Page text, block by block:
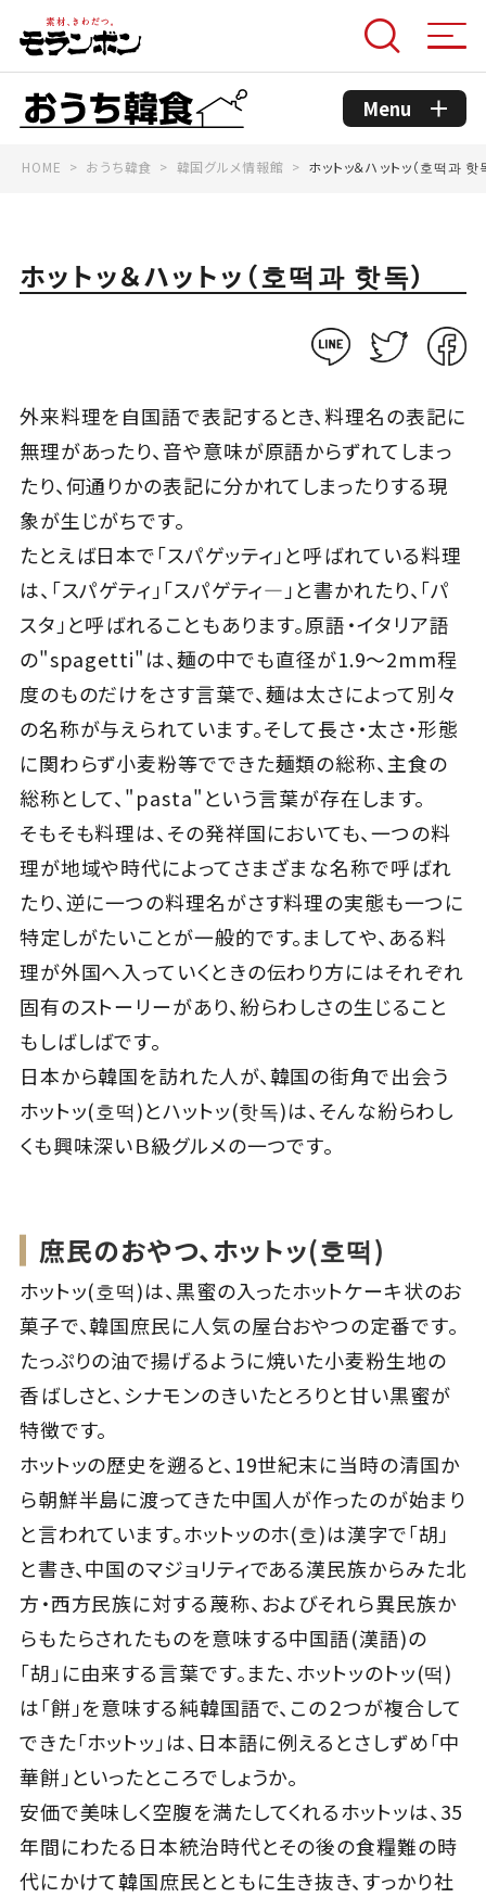
Menu
コンセプト
韓国グルメ情報館
Close
HOME おうち韓食 韓国グルメ情報館 ホットッ＆ハットッ（호떡과 핫
ホットッ＆ハットッ（호떡과 핫독）
外来料理を自国語で表記するとき、料理名の表記に
無理があったり、音や意味が原語からずれてしまっ
たり、何通りかの表記に分かれてしまったりする現
象が生じがちです。
たとえば日本で「スパゲッティ」と呼ばれている料理
は、「スパゲティ」「スパゲティ―」と書かれたり、「パ
スタ」と呼ばれることもあります。原語・イタリア語
の"spagetti"は、麺の中でも直径が1.9～2mm程
度のものだけをさす言葉で、麺は太さによって別々
の名称が与えられています。そして長さ・太さ・形態
に関わらず小麦粉等でできた麺類の総称、主食の
総称として、"pasta"という言葉が存在します。
そもそも料理は、その発祥国においても、一つの料
理が地域や時代によってさまざまな名称で呼ばれ
たり、逆に一つの料理名がさす料理の実態も一つに
特定しがたいことが一般的です。ましてや、ある料
理が外国へ入っていくときの伝わり方にはそれぞれ
固有のストーリーがあり、紛らわしさの生じること
もしばしばです。
日本から韓国を訪れた人が、韓国の街角で出会う
ホットッ(호떡)とハットッ(핫독)は、そんな紛らわし
くも興味深いＢ級グルメの一つです。
庶民のおやつ、ホットッ(호떡)
ホットッ(호떡)は、黒蜜の入ったホットケーキ状のお
菓子で、韓国庶民に人気の屋台おやつの定番です。
たっぷりの油で揚げるように焼いた小麦粉生地の
香ばしさと、シナモンのきいたとろりと甘い黒蜜が
特徴です。
ホットッの歴史を遡ると、19世紀末に当時の清国か
ら朝鮮半島に渡ってきた中国人が作ったのが始まり
と言われています。ホットッのホ(호)は漢字で「胡」
と書き、中国のマジョリティである漢民族からみた北
方・西方民族に対する蔑称、およびそれら異民族か
らもたらされたものを意味する中国語(漢語)の
「胡」に由来する言葉です。また、ホットッのトッ(떡)
は「餅」を意味する純韓国語で、この２つが複合して
できた「ホットッ」は、日本語に例えるとさしずめ「中
華餅」といったところでしょうか。
安価で美味しく空腹を満たしてくれるホットッは、35
年間にわたる日本統治時代とその後の食糧難の時
代にかけて韓国庶民とともに生き抜き、すっかり社